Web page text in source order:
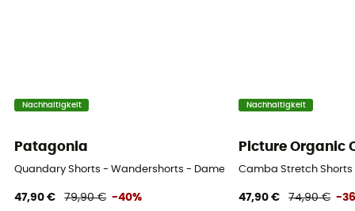
Nachhaltigkeit
Patagonia
Quandary Shorts - Wandershorts - Damen
47,90 € 79,90 € -40%
Nachhaltigkeit
Picture Organic
Camba Stretch
47,90 € 74,90 € -